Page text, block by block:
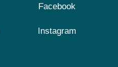
Facebook
Instagram